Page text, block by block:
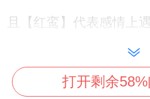
且【红鸾】代表感情上
令自己心动 - 又说不定
表白.2025年不要过于
着先相处了解。
打开剩余